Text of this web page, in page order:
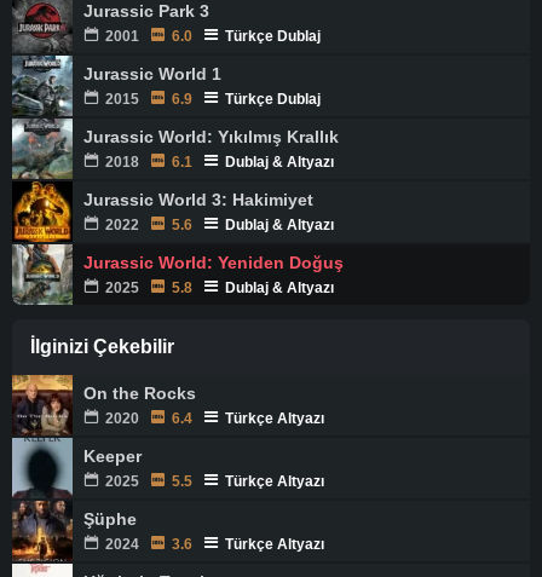
Jurassic Park 3
2001 6.0 Türkçe Dublaj
Jurassic World 1
2015 6.9 Türkçe Dublaj
Jurassic World: Yıkılmış Krallık
2018 6.1 Dublaj & Altyazı
Jurassic World 3: Hakimiyet
2022 5.6 Dublaj & Altyazı
Jurassic World: Yeniden Doğuş
2025 5.8 Dublaj & Altyazı
İlginizi Çekebilir
On the Rocks
2020 6.4 Türkçe Altyazı
Keeper
2025 5.5 Türkçe Altyazı
Şüphe
2024 3.6 Türkçe Altyazı